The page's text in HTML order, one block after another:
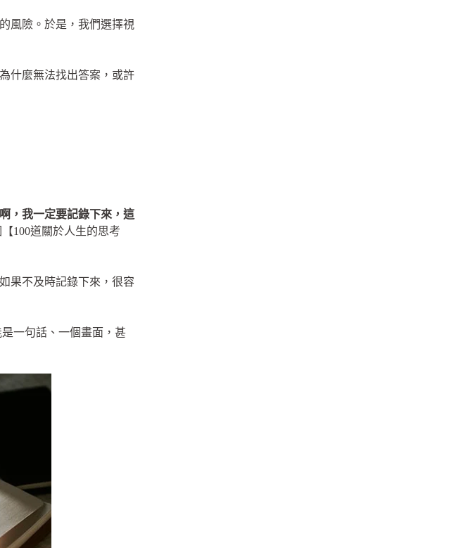
風險。於是，我們選擇視
什麼無法找出答案，或許
啊，我一定要記錄下來，這
100道關於人生的思考
果不及時記錄下來，很容
是一句話、一個畫面，甚